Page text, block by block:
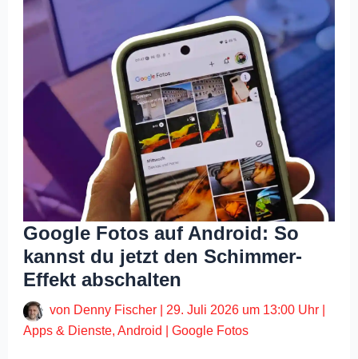
Google Fotos auf Android: So
kannst du jetzt den Schimmer-
Effekt abschalten
von Denny Fischer 29. Juli 2026 um 13:00 Uhr
Apps & Dienste,Android |Google Fotos